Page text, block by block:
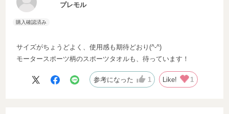
プレモル
サイズがちょうどよく、使用感も期待どおり(^-^)
モータースポーツ柄のスポーツタオルも、待っています！
参考になった 1 Like! 1